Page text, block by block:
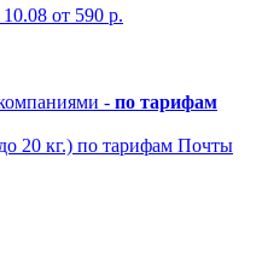
10.08 от 590 р.
- по тарифам
20 кг.) по тарифам Почты